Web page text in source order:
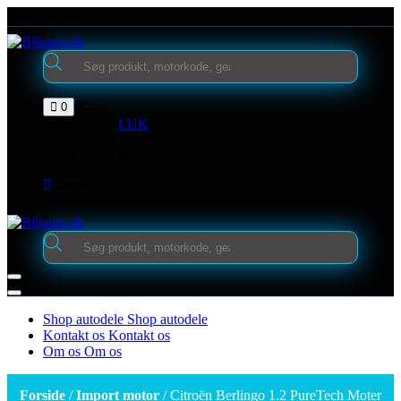
til
indhold
search
0
LUK
search
Shop autodele Shop autodele
Kontakt os Kontakt os
Om os Om os
Forside /Import motor / Citroën Berlingo 1.2 PureTech Moter